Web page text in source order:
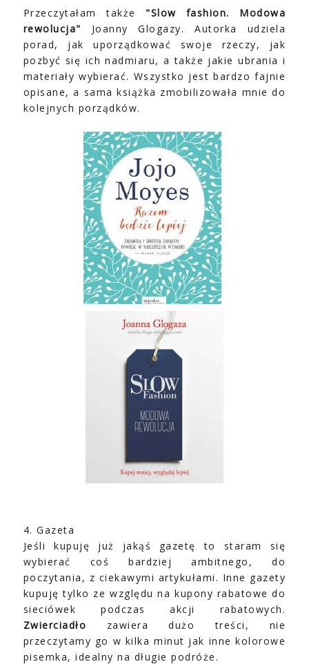
Przeczytałam także "Slow fashion. Modowa
rewolucja" Joanny Glogazy. Autorka udziela
porad, jak uporządkować swoje rzeczy, jak
pozbyć się ich nadmiaru, a także jakie ubrania i
materiały wybierać. Wszystko jest bardzo fajnie
opisane, a sama książka zmobilizowała mnie do
kolejnych porządków.
4. Gazeta
Jeśli kupuję już jakąś gazetę to staram się
wybierać coś bardziej ambitnego, do
poczytania, z ciekawymi artykułami. Inne gazety
kupuję tylko ze względu na kupony rabatowe do
sieciówek podczas akcji rabatowych.
Zwierciadło zawiera dużo treści, nie
przeczytamy go w kilka minut jak inne kolorowe
pisemka, idealny na długie podróże.